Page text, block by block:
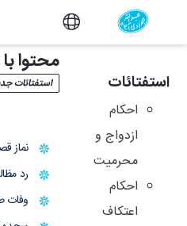
آرشیو استفتائات و توضیح
استفتائات
احکام
ازدواج و
محرمیت
احکام
اعتکاف
محتوا
استفتائات
نماز
رد
وفات